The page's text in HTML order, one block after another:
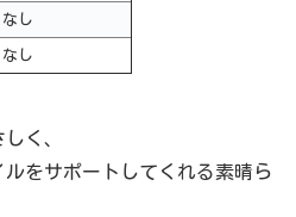
なし
なし
く、
をサポートしてくれる素晴ら